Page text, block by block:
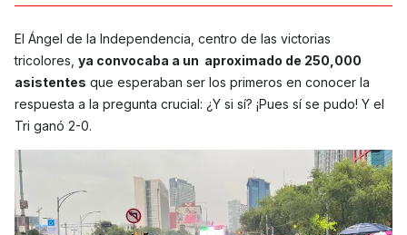
El Ángel de la Independencia, centro de las victorias
tricolores, ya convocaba a un aproximado de 250,000
asistentes que esperaban ser los primeros en conocer la
respuesta a la pregunta crucial: ¿Y si sí? ¡Pues sí se pudo! Y el
Tri ganó 2-0.